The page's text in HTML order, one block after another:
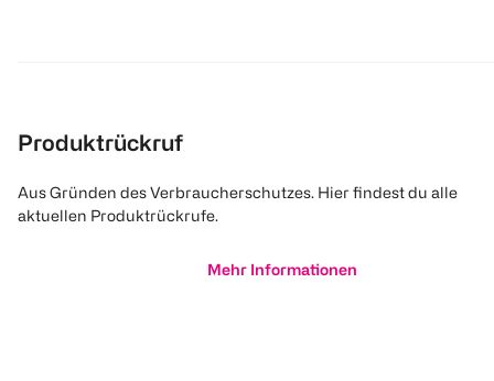
Produktrückruf
Aus Gründen des Verbraucherschutzes. Hier findest du alle
aktuellen Produktrückrufe.
Mehr Informationen